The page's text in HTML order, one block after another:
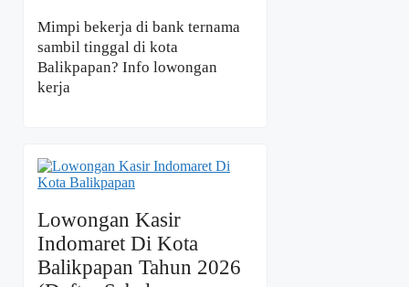
Mimpi bekerja di bank ternama
sambil tinggal di kota
Balikpapan? Info lowongan
kerja
Lowongan Kasir
Indomaret Di Kota
Balikpapan Tahun 2026